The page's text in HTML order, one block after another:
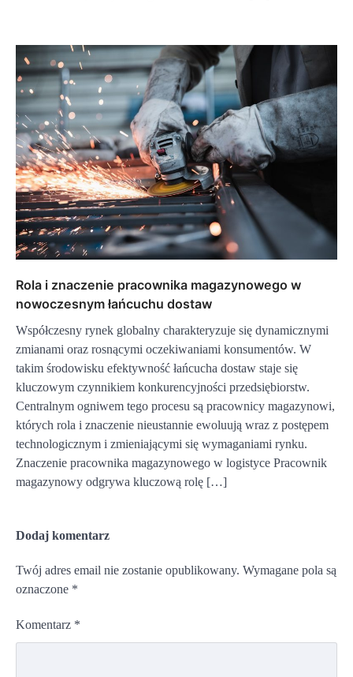
Rola i znaczenie pracownika magazynowego w
nowoczesnym łańcuchu dostaw
Współczesny rynek globalny charakteryzuje się dynamicznymi
zmianami oraz rosnącymi oczekiwaniami konsumentów. W
takim środowisku efektywność łańcucha dostaw staje się
kluczowym czynnikiem konkurencyjności przedsiębiorstw.
Centralnym ogniwem tego procesu są pracownicy magazynowi,
których rola i znaczenie nieustannie ewoluują wraz z postępem
technologicznym i zmieniającymi się wymaganiami rynku.
Znaczenie pracownika magazynowego w logistyce Pracownik
magazynowy odgrywa kluczową rolę […]
Dodaj komentarz
Twój adres email nie zostanie opublikowany. Wymagane pola są
oznaczone *
Komentarz *